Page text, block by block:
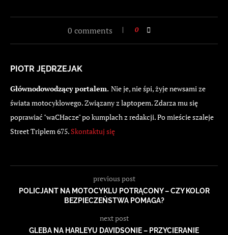
0 comments 0
PIOTR JĘDRZEJAK
Głównodowodzący portalem. Nie je, nie śpi, żyje newsami ze
świata motocyklowego. Związany z laptopem. Zdarza mu się
poprawiać "waCHacze" po kumplach z redakcji. Po mieście szaleje
Street Triplem 675. Skontaktuj się
previous post
POLICJANT NA MOTOCYKLU POTRĄCONY – CZY KOLOR
BEZPIECZEŃSTWA POMAGA?
next post
GLEBA NA HARLEYU DAVIDSONIE – PRZYCIERANIE